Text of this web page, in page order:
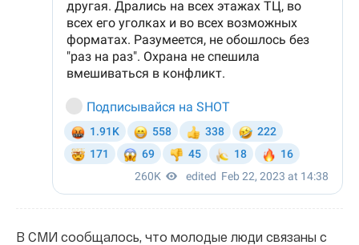
В СМИ сообщалось, что молодые люди связаны с